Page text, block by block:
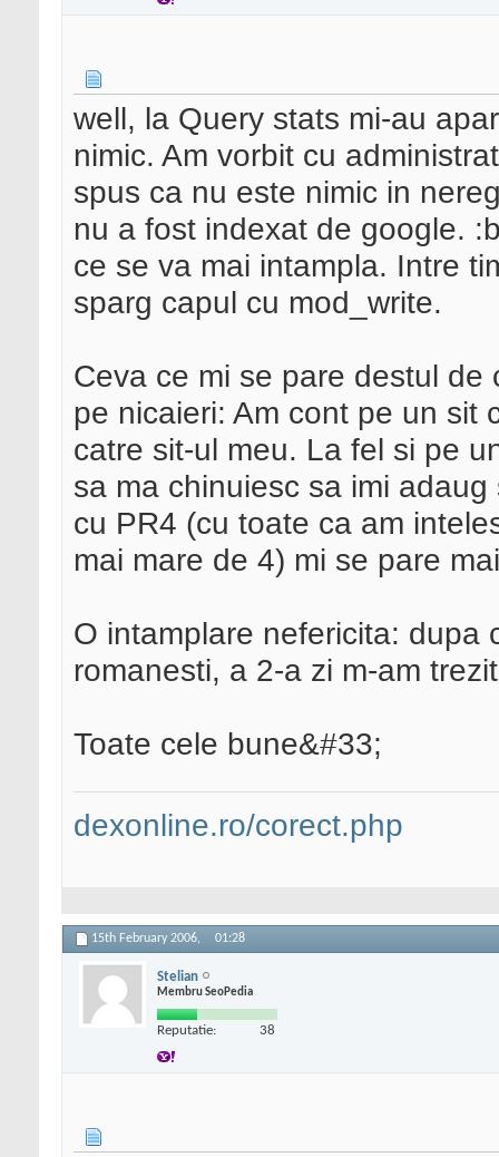
well, la Query stats mi-au
nimic. Am vorbit cu
spus ca nu este nimic in
nu a fost indexat de google.
ce se va mai intampla. Intre
sparg capul cu mod_write.
Ceva ce mi se pare destul
pe nicaieri: Am cont pe un sit
catre sit-ul meu. La fel si pe
sa ma chinuiesc sa imi
cu PR4 (cu toate ca am
mai mare de 4) mi se pare
O intamplare nefericita: dupa
romanesti, a 2-a zi m-am
Toate cele bune&#33;
dexonline.ro/corect.php
15th February 2006, 01:28
Stelian
Membru SeoPedia
Reputatie: 38